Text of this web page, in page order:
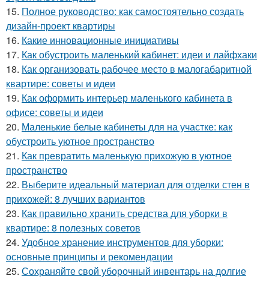
15. Полное руководство: как самостоятельно создать
дизайн-проект квартиры
16. Какие инновационные инициативы
17. Как обустроить маленький кабинет: идеи и лайфхаки
18. Как организовать рабочее место в малогабаритной
квартире: советы и идеи
19. Как оформить интерьер маленького кабинета в
офисе: советы и идеи
20. Маленькие белые кабинеты для на участке: как
обустроить уютное пространство
21. Как превратить маленькую прихожую в уютное
пространство
22. Выберите идеальный материал для отделки стен в
прихожей: 8 лучших вариантов
23. Как правильно хранить средства для уборки в
квартире: 8 полезных советов
24. Удобное хранение инструментов для уборки:
основные принципы и рекомендации
25. Сохраняйте свой уборочный инвентарь на долгие